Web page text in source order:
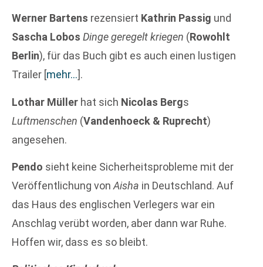
Werner Bartens rezensiert Kathrin Passig und
Sascha Lobos Dinge geregelt kriegen (Rowohlt
Berlin), für das Buch gibt es auch einen lustigen
Trailer [mehr…].
Lothar Müller hat sich Nicolas Bergs
Luftmenschen (Vandenhoeck & Ruprecht)
angesehen.
Pendo sieht keine Sicherheitsprobleme mit der
Veröffentlichung von Aisha in Deutschland. Auf
das Haus des englischen Verlegers war ein
Anschlag verübt worden, aber dann war Ruhe.
Hoffen wir, dass es so bleibt.